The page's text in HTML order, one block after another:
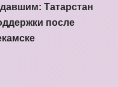
Татарстан
после